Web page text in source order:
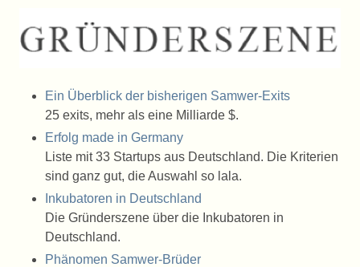
Ein Überblick der bisherigen Samwer-Exits
25 exits, mehr als eine Milliarde $.
Erfolg made in Germany
Liste mit 33 Startups aus Deutschland. Die Kriterien
sind ganz gut, die Auswahl so lala.
Inkubatoren in Deutschland
Die Gründerszene über die Inkubatoren in
Deutschland.
Phänomen Samwer-Brüder